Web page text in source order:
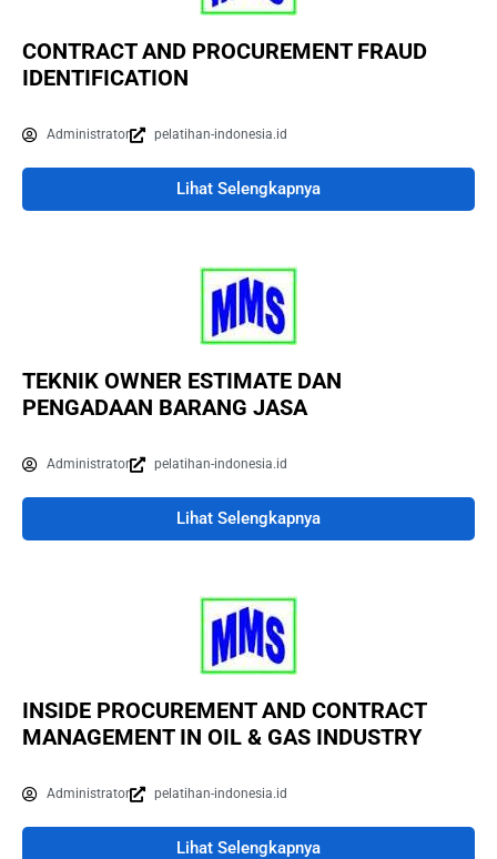
CONTRACT AND PROCUREMENT FRAUD
IDENTIFICATION
Administrator pelatihan-indonesia.id
Lihat Selengkapnya
TEKNIK OWNER ESTIMATE DAN
PENGADAAN BARANG JASA
Administrator pelatihan-indonesia.id
Lihat Selengkapnya
INSIDE PROCUREMENT AND CONTRACT
MANAGEMENT IN OIL & GAS INDUSTRY
Administrator pelatihan-indonesia.id
Lihat Selengkapnya